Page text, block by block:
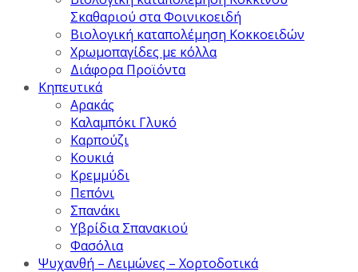
Σκαθαριού στα Φοινικοειδή
Βιολογική καταπολέμηση Κοκκοειδών
Χρωμοπαγίδες με κόλλα
Διάφορα Προϊόντα
Κηπευτικά
Αρακάς
Καλαμπόκι Γλυκό
Καρπούζι
Κουκιά
Κρεμμύδι
Πεπόνι
Σπανάκι
Υβρίδια Σπανακιού
Φασόλια
Ψυχανθή – Λειμώνες – Χορτοδοτικά